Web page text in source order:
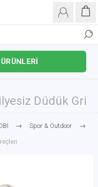
Düdük Gri
Spor & Outdoor